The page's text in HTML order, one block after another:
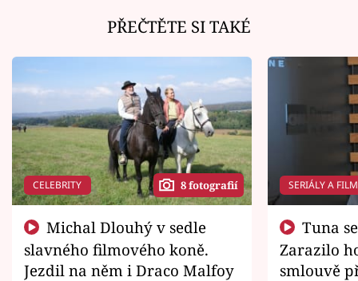
PŘEČTĚTE SI TAKÉ
CELEBRITY 8 fotografií
slavného filmového koně.
Jezdil na něm i Draco Malfoy
SERIÁLY A
Zarazilo
smlouvě